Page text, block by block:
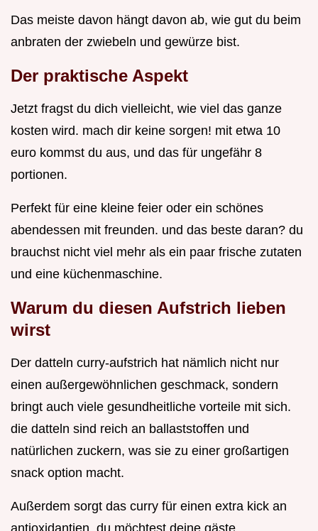
Das meiste davon hängt davon ab, wie gut du beim
anbraten der zwiebeln und gewürze bist.
Der praktische Aspekt
Jetzt fragst du dich vielleicht, wie viel das ganze
kosten wird. mach dir keine sorgen! mit etwa 10
euro kommst du aus, und das für ungefähr 8
portionen.
Perfekt für eine kleine feier oder ein schönes
abendessen mit freunden. und das beste daran? du
brauchst nicht viel mehr als ein paar frische zutaten
und eine küchenmaschine.
Warum du diesen Aufstrich lieben
wirst
Der datteln curry-aufstrich hat nämlich nicht nur
einen außergewöhnlichen geschmack, sondern
bringt auch viele gesundheitliche vorteile mit sich.
die datteln sind reich an ballaststoffen und
natürlichen zuckern, was sie zu einer großartigen
snack option macht.
Außerdem sorgt das curry für einen extra kick an